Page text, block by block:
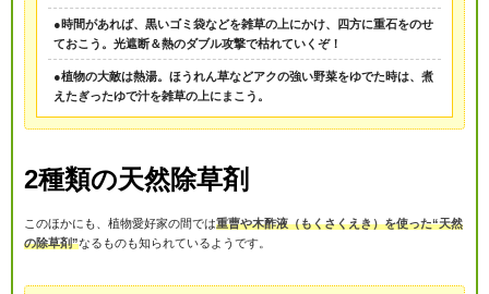
●時間があれば、黒いゴミ袋などを雑草の上にかけ、四方に重石をのせ
ておこう。光遮断＆熱のダブル攻撃で枯れていくぞ！
●植物の大敵は熱湯。ほうれん草などアクの強い野菜をゆでた時は、煮
えたぎったゆで汁を雑草の上にまこう。
2種類の天然除草剤
このほかにも、植物愛好家の間では重曹や木酢液（もくさくえき）を使った“天然
の除草剤”なるものも知られているようです。